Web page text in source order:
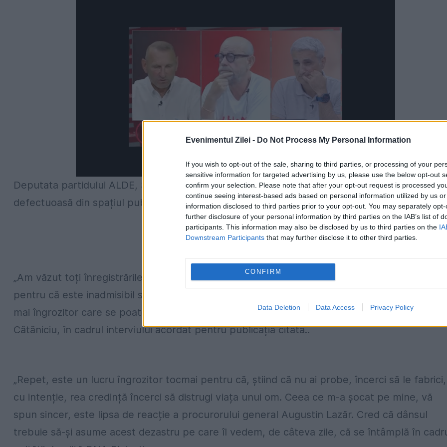
Evenimentul Zilei - Do Not Process My Personal Information
If you wish to opt-out of the sale, sharing to third parties, or processing of your
sensitive information for targeted advertising by us, please use the below opt-out
confirm your selection. Please note that after your opt-out request is processed
continue seeing interest-based ads based on personal information utilized by us
information disclosed to third parties prior to your opt-out. You may separately
further disclosure of your personal information by third parties on the IAB’s list of
participants. This information may also be disclosed by us to third parties on the
Downstream Participants that may further disclose it to other third parties.
CONFIRM
Data Deletion Data Access Privacy Policy
Deputata partidului ALDE, Steluța Cătăniciu, îi solicită lui Lazăr să își asume comunicarea
defectuoasă din spațiul public și să își dea demisia din funcție, potrivitDC News.
„Am văzut toți înregistrările care au fost difuzate în spațiul public. Cred că ne-am
pentru că este inadmisibil să vezi că un procuror fabrică probe într-un dosar. Este lucrul cel
mai îngrozitor care se poate întâmpla, vă spun în calitate de avocat", a afirmat Steluța
Cătăniciu, în cadrul interviului acordat pentru publicația citată..
„Repet, este un lucru îngrozitor tocmai pentru că, știind că nu ai probe, încerci să le fabrici,
cu intenție, rea credință încerci să distrugi viața unui om. Ceea ce m-a șocat pe mine, vă
spun sincer, este lipsa de reacție a procurorului general Augustin Lazăr. Cred că dânsul
trebuie să-și asume acest dezastru pe care îl vedem, de câteva zile, că se întâmplă în